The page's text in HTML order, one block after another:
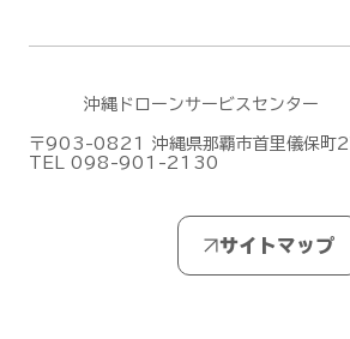
DJIがMic Mini シリーズ
沖縄ドローンサービスセンター
〒903-0821 沖縄県那覇市首里儀保町
TEL 098-901-2130